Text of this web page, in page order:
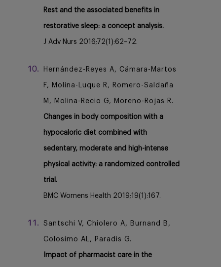
Rest and the associated benefits in
restorative sleep: a concept analysis.
J Adv Nurs 2016;72(1):62–72.
Hernández-Reyes A, Cámara-Martos
F, Molina-Luque R, Romero-Saldaña
M, Molina-Recio G, Moreno-Rojas R.
Changes in body composition with a
hypocaloric diet combined with
sedentary, moderate and high-intense
physical activity: a randomized controlled
trial.
BMC Womens Health 2019;19(1):167.
Santschi V, Chiolero A, Burnand B,
Colosimo AL, Paradis G.
Impact of pharmacist care in the